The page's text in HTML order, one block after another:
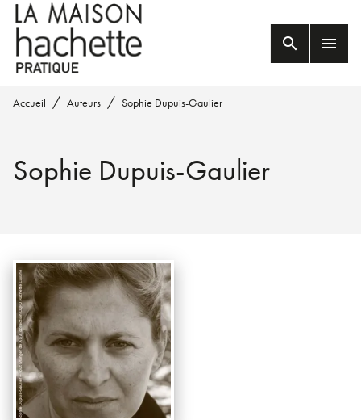
MENU RECHERCHE
PIED DE PAGE
search menu
Accueil / Auteurs / Sophie Dupuis-Gaulier
Sophie Dupuis-Gaulier